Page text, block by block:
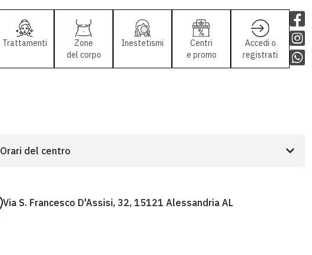
Trattamenti
Zone
del corpo
Inestetismi
Centri
e promo
Accedi o
registrati
Orari del centro
Via S. Francesco D'Assisi, 32, 15121 Alessandria AL